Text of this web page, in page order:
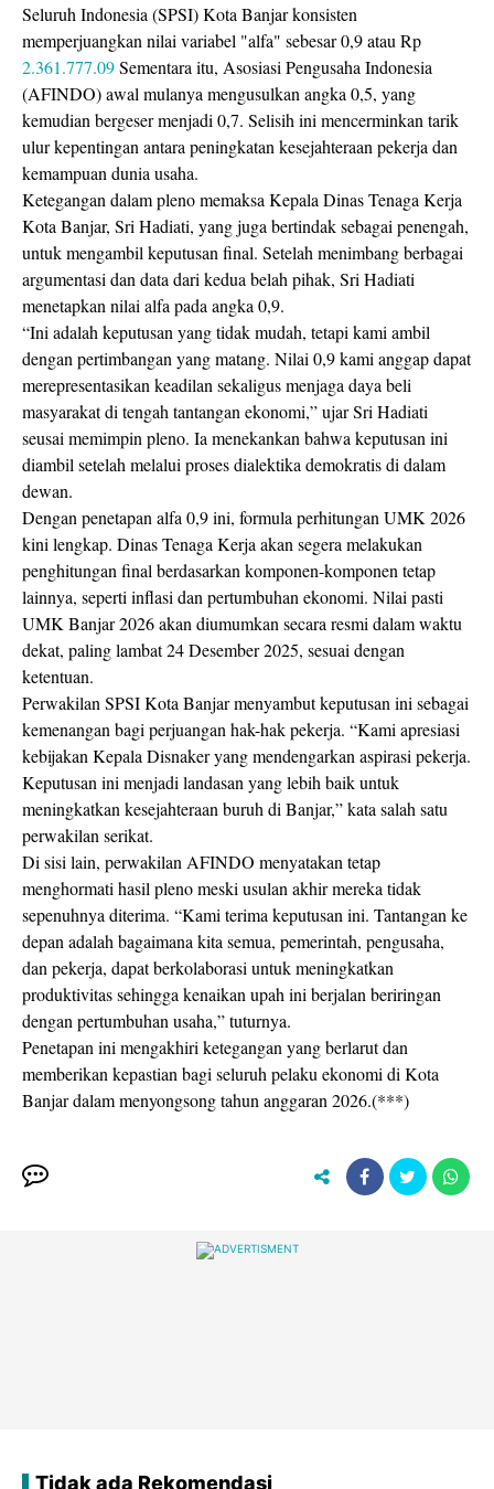
Seluruh Indonesia (SPSI) Kota Banjar konsisten
memperjuangkan nilai variabel "alfa" sebesar 0,9 atau Rp
2.361.777.09Sementara itu, Asosiasi Pengusaha Indonesia
(AFINDO) awal mulanya mengusulkan angka 0,5, yang
kemudian bergeser menjadi 0,7. Selisih ini mencerminkan tarik
ulur kepentingan antara peningkatan kesejahteraan pekerja dan
kemampuan dunia usaha.
Ketegangan dalam pleno memaksa Kepala Dinas Tenaga Kerja
Kota Banjar, Sri Hadiati, yang juga bertindak sebagai penengah,
untuk mengambil keputusan final. Setelah menimbang berbagai
argumentasi dan data dari kedua belah pihak, Sri Hadiati
menetapkan nilai alfa pada angka 0,9.
“Ini adalah keputusan yang tidak mudah, tetapi kami ambil
dengan pertimbangan yang matang. Nilai 0,9 kami anggap dapat
merepresentasikan keadilan sekaligus menjaga daya beli
masyarakat di tengah tantangan ekonomi,” ujar Sri Hadiati
seusai memimpin pleno. Ia menekankan bahwa keputusan ini
diambil setelah melalui proses dialektika demokratis di dalam
dewan.
Dengan penetapan alfa 0,9 ini, formula perhitungan UMK 2026
kini lengkap. Dinas Tenaga Kerja akan segera melakukan
penghitungan final berdasarkan komponen-komponen tetap
lainnya, seperti inflasi dan pertumbuhan ekonomi. Nilai pasti
UMK Banjar 2026 akan diumumkan secara resmi dalam waktu
dekat, paling lambat 24 Desember 2025, sesuai dengan
ketentuan.
Perwakilan SPSI Kota Banjar menyambut keputusan ini sebagai
kemenangan bagi perjuangan hak-hak pekerja. “Kami apresiasi
kebijakan Kepala Disnaker yang mendengarkan aspirasi pekerja.
Keputusan ini menjadi landasan yang lebih baik untuk
meningkatkan kesejahteraan buruh di Banjar,” kata salah satu
perwakilan serikat.
Di sisi lain, perwakilan AFINDO menyatakan tetap
menghormati hasil pleno meski usulan akhir mereka tidak
sepenuhnya diterima. “Kami terima keputusan ini. Tantangan ke
depan adalah bagaimana kita semua, pemerintah, pengusaha,
dan pekerja, dapat berkolaborasi untuk meningkatkan
produktivitas sehingga kenaikan upah ini berjalan beriringan
dengan pertumbuhan usaha,” tuturnya.
Penetapan ini mengakhiri ketegangan yang berlarut dan
memberikan kepastian bagi seluruh pelaku ekonomi di Kota
Banjar dalam menyongsong tahun anggaran 2026.(***)
Tidak ada Rekomendasi